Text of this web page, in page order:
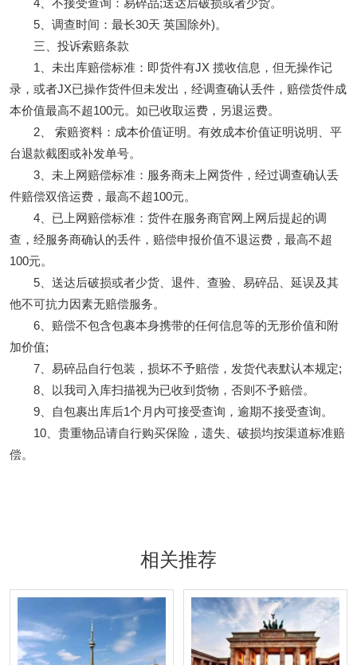
5、调查时间：最长30天 英国除外)。
三、投诉索赔条款
1、未出库赔偿标准：即货件有JX 揽收信息，但无操作记
录，或者JX已操作货件但未发出，经调查确认丢件，赔偿货件成
本价值最高不超100元。如已收取运费，另退运费。
2、 索赔资料：成本价值证明。有效成本价值证明说明、平
台退款截图或补发单号。
3、未上网赔偿标准：服务商未上网货件，经过调查确认丢
件赔偿双倍运费，最高不超100元。
4、已上网赔偿标准：货件在服务商官网上网后提起的调
查，经服务商确认的丢件，赔偿申报价值不退运费，最高不超
100元。
5、送达后破损或者少货、退件、查验、易碎品、延误及其
他不可抗力因素无赔偿服务。
6、赔偿不包含包裹本身携带的任何信息等的无形价值和附
加价值;
7、易碎品自行包装，损坏不予赔偿，发货代表默认本规定;
8、以我司入库扫描视为已收到货物，否则不予赔偿。
9、自包裹出库后1个月内可接受查询，逾期不接受查询。
10、贵重物品请自行购买保险，遗失、破损均按渠道标准赔
偿。
相关推荐